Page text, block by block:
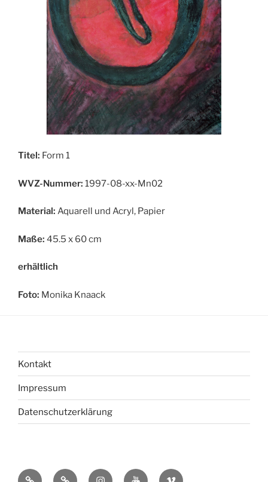
Titel: Form 1
WVZ-Nummer: 1997-08-xx-Mn02
Material: Aquarell und Acryl, Papier
Maße: 45.5 x 60 cm
erhältlich
Foto: Monika Knaack
Kontakt
Impressum
Datenschutzerklärung
bsky MastadonInstagramYou Vimeo